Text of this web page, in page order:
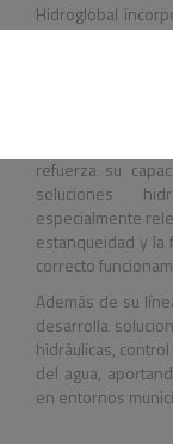
Hidroglobal
fabricación y
refuerza su
soluciones
especialmente
estanqueidad y
correcto
Además de su
desarrolla
hidráulicas,
del agua,
en entornos